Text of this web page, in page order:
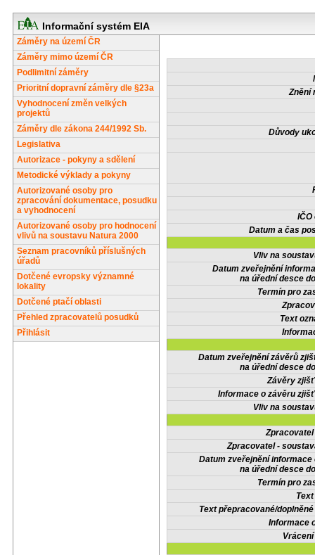
Informační systém EIA
Záměry na území ČR
Záměry mimo území ČR
Podlimitní záměry
Prioritní dopravní záměry dle §23a
Vyhodnocení změn velkých
projektů
Záměry dle zákona 244/1992 Sb.
Legislativa
Autorizace - pokyny a sdělení
Metodické výklady a pokyny
Autorizované osoby pro
zpracování dokumentace, posudku
a vyhodnocení
Autorizované osoby pro hodnocení
vlivů na soustavu Natura 2000
Seznam pracovníků příslušných
úřadů
Dotčené evropsky významné
lokality
Dotčené ptačí oblasti
Přehled zpracovatelů posudků
Přihlásit
Znění
Důvody
IČO
Datum a čas
Vliv na
Datum zveřejnění
na úřední desce
Termín pro
Text
Datum zveřejnění závěrů
na úřední desce
Závěry
Informace o závěru
Vliv na
Zpracovatel -
Datum zveřejnění informace
na úřední desce
Termín pro
Text přepracované/
Informace